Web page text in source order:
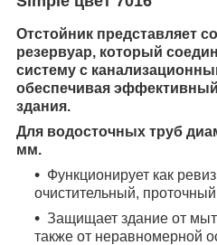
Отстойник представляет
резервуар, который
систему с
обеспечивая
здания.
Для водосточных труб
мм.
Функционирует как
очистительный,
Защищает здание от
также от неравномерной